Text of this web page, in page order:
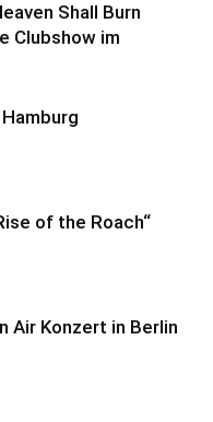
Shall Burn
Clubshow im
of the Roach“
Air Konzert in Berlin